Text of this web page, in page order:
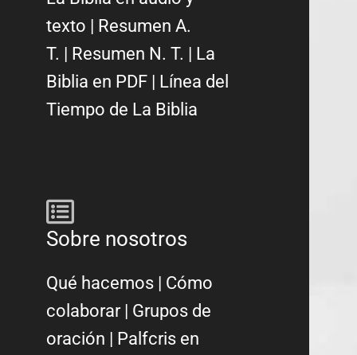
texto
Resumen A.
T.
Resumen N. T.
La
Biblia en PDF
Línea del
Tiempo de La Biblia
Sobre nosotros
Qué hacemos | Cómo
colaborar| Grupos de
oración | Palfcris en